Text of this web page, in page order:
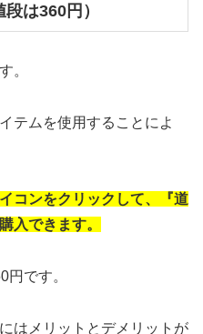
は360円）
。
テムを使用することによ
コンをクリックして、『道
入できます。
です。
はメリットとデメリットが